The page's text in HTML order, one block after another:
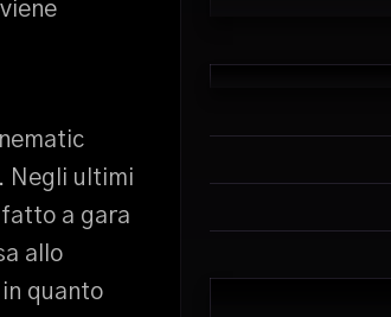
Negli ultimi
a gara
allo
quanto